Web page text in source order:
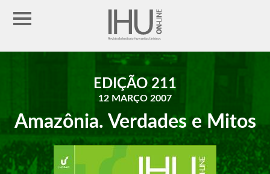
EDIÇÃO 211
12 MARÇO 2007
Amazônia. Verdades e Mitos